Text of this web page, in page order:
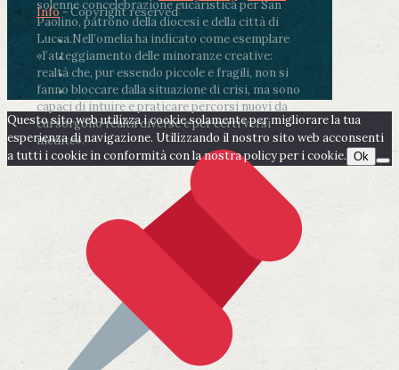
solenne concelebrazione eucaristica per San
Paolino, patrono della diocesi e della città di
Lucca.Nell’omelia ha indicato come esemplare
«l’atteggiamento delle minoranze creative:
realtà che, pur essendo piccole e fragili, non si
fanno bloccare dalla situazione di crisi, ma sono
capaci di intuire e praticare percorsi nuovi da
cui sorgono realtà diverse e per certi versi
inedite».
Info- Copyright reserved
Questo sito web utilizza i cookie solamente per migliorare la tua
esperienza di navigazione. Utilizzando il nostro sito web acconsenti
a tutti i cookie in conformità con la nostra policy per i cookie. Ok